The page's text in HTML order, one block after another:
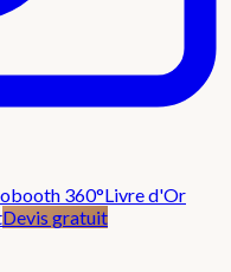
360°Livre d'Or
Devis gratuit